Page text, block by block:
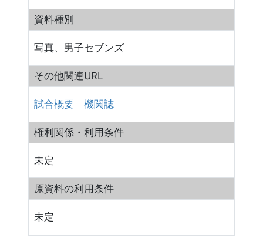
資料種別
写真、男子セブンズ
その他関連URL
試合概要 機関誌
権利関係・利用条件
未定
原資料の利用条件
未定